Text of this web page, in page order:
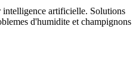
artificielle. Solutions
d'humidite et champignons